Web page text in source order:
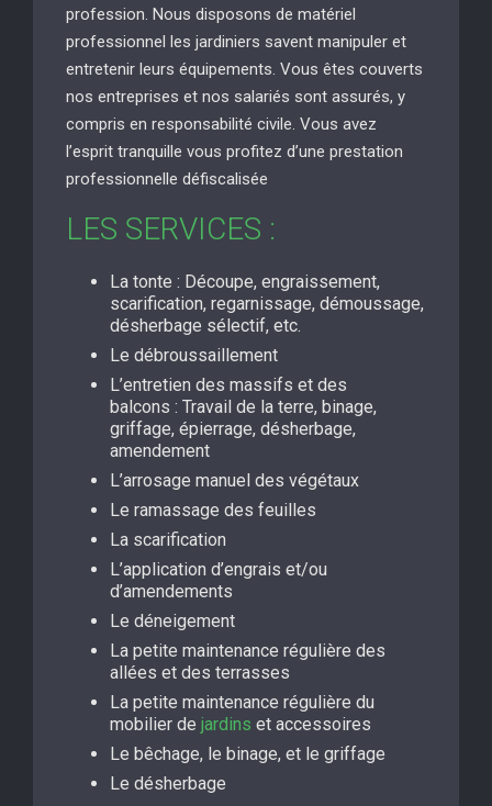
profession. Nous disposons de matériel
professionnel les jardiniers savent manipuler et
entretenir leurs équipements. Vous êtes couverts
nos entreprises et nos salariés sont assurés, y
compris en responsabilité civile. Vous avez
l’esprit tranquille vous profitez d’une prestation
professionnelle défiscalisée
LES SERVICES :
La tonte : Découpe, engraissement,
scarification, regarnissage, démoussage,
désherbage sélectif, etc.
Le débroussaillement
L’entretien des massifs et des
balcons : Travail de la terre, binage,
griffage, épierrage, désherbage,
amendement
L’arrosage manuel des végétaux
Le ramassage des feuilles
La scarification
L’application d’engrais et/ou
d’amendements
Le déneigement
La petite maintenance régulière des
allées et des terrasses
La petite maintenance régulière du
mobilier de jardins et accessoires
Le bêchage, le binage, et le griffage
Le désherbage